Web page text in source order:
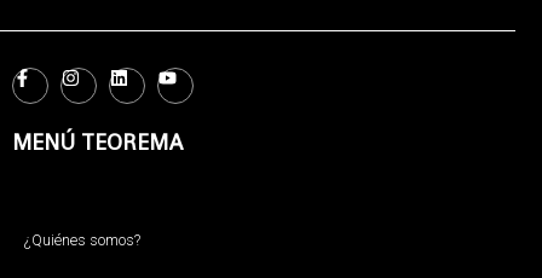
MENÚ TEOREMA
¿Quiénes somos?